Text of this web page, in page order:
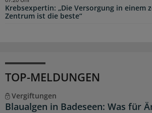
Krebsexpertin: „Die Versorgung in einem
Zentrum ist die beste“
TOP-MELDUNGEN
Vergiftungen
Blaualgen in Badeseen: Was für